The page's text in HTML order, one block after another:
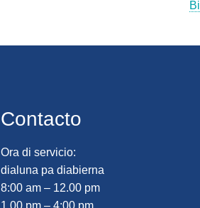
Contacto
Ora di servicio:
dialuna pa diabierna
8:00 am – 12.00 pm
1.00 pm – 4:00 pm